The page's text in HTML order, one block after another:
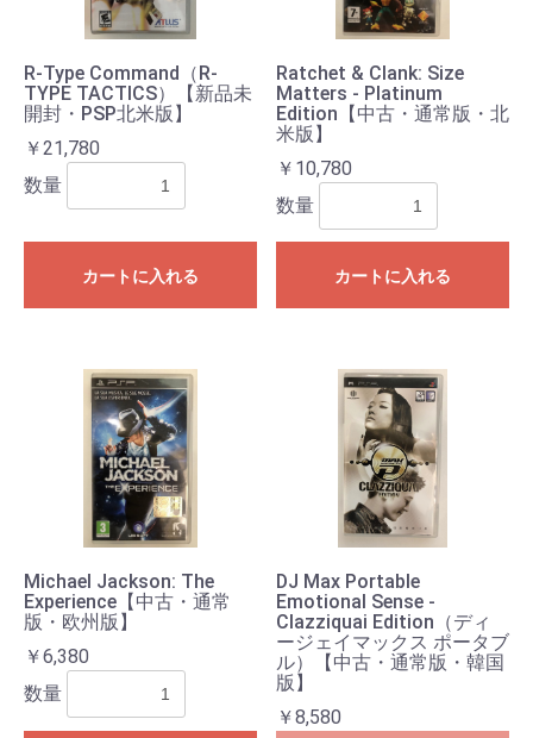
R-Type Command（R-
TYPE TACTICS）【新品未
開封・PSP北米版】
￥21,780
数量
カートに入れる
Ratchet & Clank: Size
Matters - Platinum
Edition【中古・通常版・北
米版】
￥10,780
数量
カートに入れる
Michael Jackson: The
Experience【中古・通常
版・欧州版】
￥6,380
数量
DJ Max Portable
Emotional Sense -
Clazziquai Edition（ディ
ージェイマックス ポータブ
ル）【中古・通常版・韓国
版】
￥8,580